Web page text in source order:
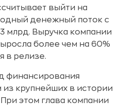
выйти на
денежный поток с
млрд. Выручка компании
более чем на 60%
в релизе.
финансирования
из крупнейших в истории
этом глава компании